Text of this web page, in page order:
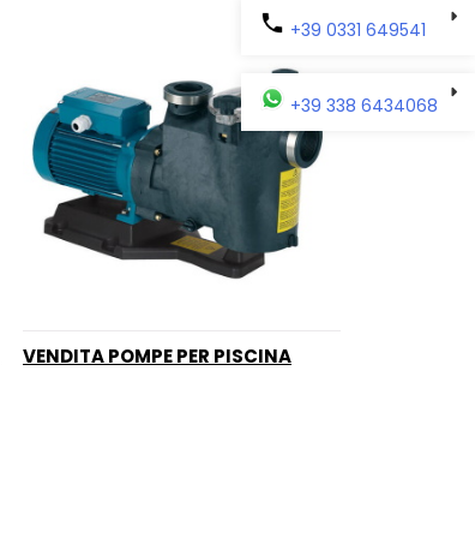
VENDITA POMPE PER PISCINA
+39 0331 649541
+39 338 6434068